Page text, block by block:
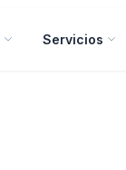
Servicios